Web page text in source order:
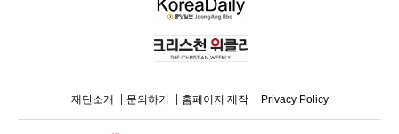
재단소개 문의하기 홈페이지 제작 Privacy Policy